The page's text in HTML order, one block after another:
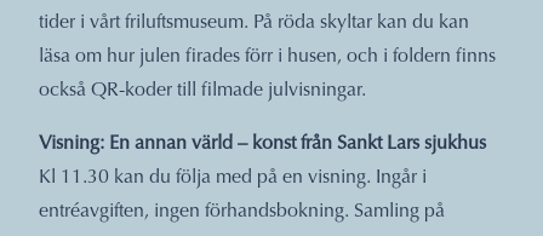
tider i vårt friluftsmuseum. På röda skyltar kan du kan
läsa om hur julen firades förr i husen, och i foldern finns
också QR-koder till filmade julvisningar.
Visning: En annan värld – konst från Sankt Lars sjukhus
Kl 11.30 kan du följa med på en visning. Ingår i
entréavgiften, ingen förhandsbokning. Samling på